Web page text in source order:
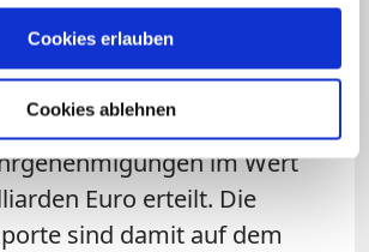
Cookies erlauben
Cookies ablehnen
Euro erteilt. Das
einer Verdoppelung
zum Vorjahr: 2014 hatte die
im Wert
Euro erteilt. Die
sind damit auf dem